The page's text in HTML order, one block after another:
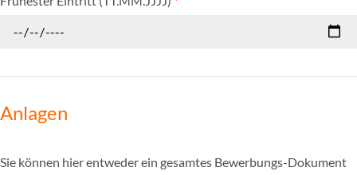
Anlagen
Sie können hier entweder ein gesamtes Bewerbungs-Dokument